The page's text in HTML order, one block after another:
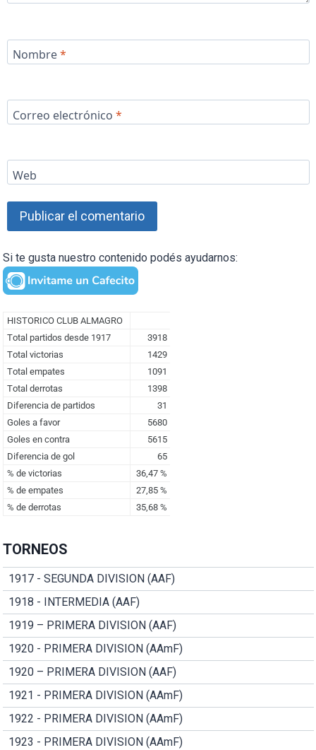
Nombre*
Correo electrónico *
Web
Si te gusta nuestro contenido podés ayudarnos:
TORNEOS
1917 - SEGUNDA DIVISION (AAF)
1918 - INTERMEDIA (AAF)
1919 – PRIMERA DIVISION (AAF)
1920 - PRIMERA DIVISION (AAmF)
1920 – PRIMERA DIVISION (AAF)
1921 - PRIMERA DIVISION (AAmF)
1922 - PRIMERA DIVISION (AAmF)
1923 - PRIMERA DIVISION (AAmF)